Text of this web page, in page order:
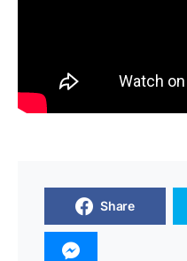
Share